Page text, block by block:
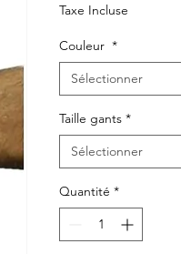
Taxe Incluse
Couleur *
Sélectionner
Taille gants *
Sélectionner
Quantité *